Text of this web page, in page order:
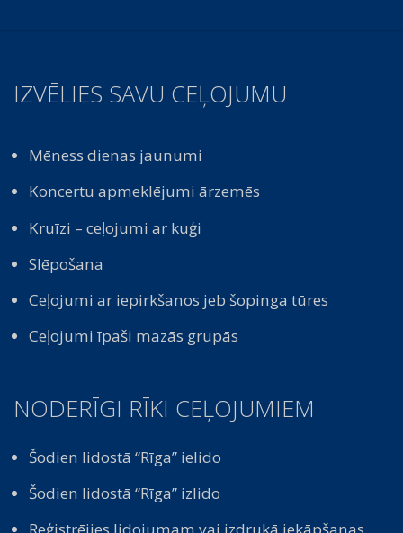
IZVĒLIES SAVU CEĻOJUMU
Mēness dienas jaunumi
Koncertu apmeklējumi ārzemēs
Kruīzi – ceļojumi ar kuģi
Slēpošana
Ceļojumi ar iepirkšanos jeb šopinga tūres
Ceļojumi īpaši mazās grupās
NODERĪGI RĪKI CEĻOJUMIEM
Šodien lidostā “Rīga” ielido
Šodien lidostā “Rīga” izlido